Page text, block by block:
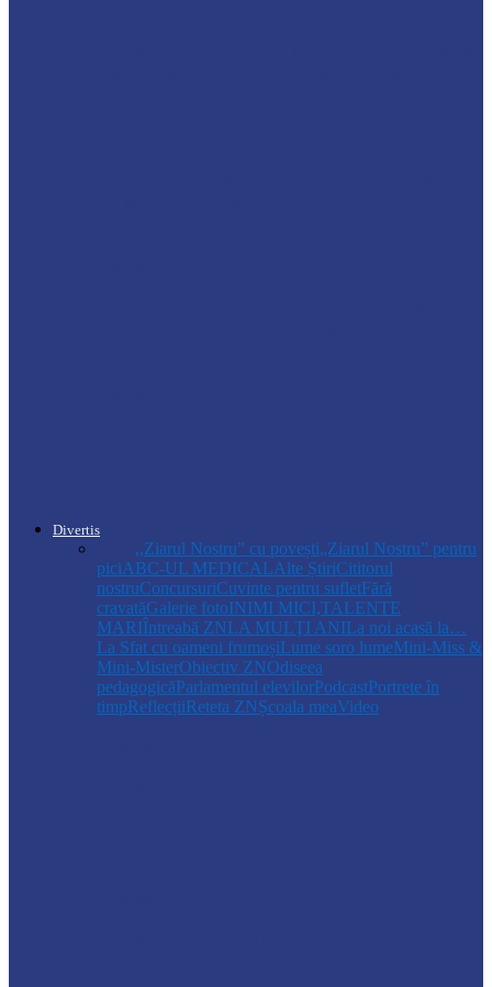
Divertis
,,Ziarul Nostru” cu povești„Ziarul Nostru” pentru
piciABC-UL MEDICALAlte ȘtiriCititorul
nostruConcursuriCuvinte pentru sufletFără
cravatăGalerie fotoINIMI MICI,TALENTE
MARIÎntreabă ZNLA MULŢI ANILa noi acasă la…
La Sfat cu oameni frumoșiLume soro lumeMini-Miss &
Mini-MisterObiectiv ZNOdiseea
pedagogicăParlamentul elevilorPodcastPortrete în
timpReflecțiiReteta ZNȘcoala meaVideo